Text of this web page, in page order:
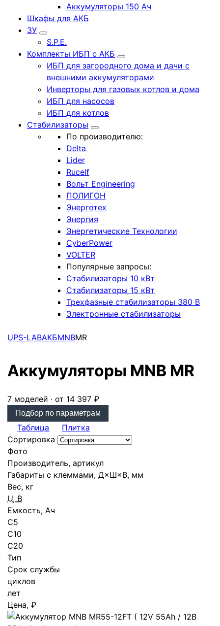
Аккумуляторы 150 Ач
Шкафы для АКБ
ЗУ
S.P.E.
Комплекты ИБП с АКБ
ИБП для загородного дома и дачи с
внешними аккумуляторами
Инверторы для газовых котлов и дома
ИБП для насосов
ИБП для котлов
Стабилизаторы
По производителю:
Delta
Lider
Rucelf
Вольт Engineering
ПОЛИГОН
Энерготех
Энергия
Энергетические Технологии
CyberPower
VOLTER
Популярные запросы:
Стабилизаторы 10 кВт
Стабилизаторы 15 кВт
Трехфазные стабилизаторы 380 В
Электронные стабилизаторы
UPS-LABАКБMNBMR
Аккумуляторы MNB MR
7 моделей · от 14 397 ₽
Подбор по параметрам
Таблица
Плитка
Сортировка
Фото
Производитель, артикул
Габариты с клеммами, Д×Ш×В, мм
Вес, кг
U, В
Емкость, Ач
С5
C10
C20
Тип
Срок службы
циклов
лет
Цена, ₽